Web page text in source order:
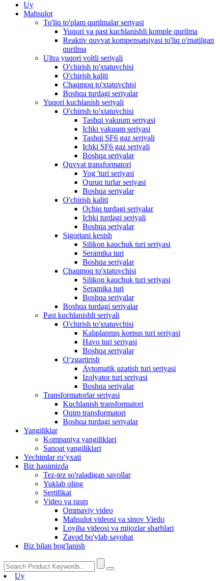
Uy
Mahsulot
To'liq to'plam qurilmalar seriyasi
Yuqori va past kuchlanishli komple qurilma
Reaktiv quvvat kompensatsiyasi to'liq o'rnatilgan
qurilma
Ultra yuqori voltli seriyali
O'chirish to'xtatuvchisi
O'chirish kaliti
Chaqmoq to'xtatuvchisi
Boshqa turdagi seriyalar
Yuqori kuchlanish seriyali
O'chirish to'xtatuvchisi
Tashqi vakuum seriyasi
Ichki vakuum seriyasi
Tashqi SF6 gaz seriyali
Ichki SF6 gaz seriyali
Boshqa seriyalar
Quvvat transformatori
Yog 'turi seriyasi
Quruq turlar seriyasi
Boshqa seriyalar
O'chirish kaliti
Ochiq turdagi seriyalar
Ichki turdagi seriyali
Boshqa seriyalar
Sigortani kesish
Silikon kauchuk turi seriyasi
Seramika turi
Boshqa seriyalar
Chaqmoq to'xtatuvchisi
Silikon kauchuk turi seriyasi
Seramika turi
Boshqa seriyalar
Boshqa turdagi seriyalar
Past kuchlanishli seriyali
O'chirish to'xtatuvchisi
Kalıplanmış korpus turi seriyasi
Havo turi seriyasi
Boshqa seriyalar
Oʻzgartirish
Avtomatik uzatish turi seriyasi
Izolyator turi seriyasi
Boshqa seriyalar
Transformatorlar seriyasi
Kuchlanish transformatori
Oqim transformatori
Boshqa turdagi seriyalar
Yangiliklar
Kompaniya yangiliklari
Sanoat yangiliklari
Yechimlar roʻyxati
Biz haqimizda
Tez-tez so'raladigan savollar
Yuklab oling
Sertifikat
Video va rasm
Ommaviy video
Mahsulot videosi va sinov Viedo
Loyiha videosi va mijozlar sharhlari
Zavod bo'ylab sayohat
Biz bilan bog'lanish
Uy